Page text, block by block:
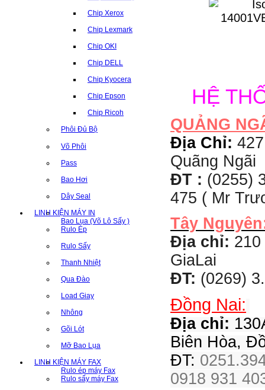
Chip Xerox
Chip Lexmark
Chip OKI
Chip DELL
Chip Kyocera
Chip Epson
Chip Ricoh
Phôi Đủ Bộ
Võ Phôi
Pass
Bao Hơi
Dây Seal
LINH KIỆN MÁY IN
Bao Lụa (Võ Lô Sấy )
Rulo Ép
Rulo Sấy
Thanh Nhiệt
Qua Đào
Load Giay
Nhông
Gõi Lót
Mỡ Bao Lụa
LINH KIỆN MÁY FAX
Rulo ép máy Fax
Rulo sấy máy Fax
HỆ
QUẢNG
Địa Chỉ:
Quãng Ngãi
ĐT : (0255)
475 ( Mr
Tây
Địa chỉ:
GiaLai
ĐT: (0269)
Đồng Nai:
Địa chỉ:
Biên Hòa,
ĐT:
0918 931